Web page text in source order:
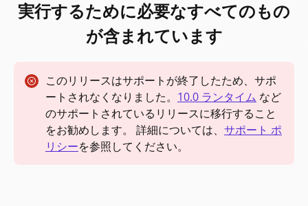
実行するために必要なすべてのもの
が含まれています
このリリースはサポートが終了したため、サポ
ートされなくなりました。 10.0 ランタイム など
のサポートされているリリースに移行すること
をお勧めします。 詳細については、 サポート ポ
リシーを参照してください。